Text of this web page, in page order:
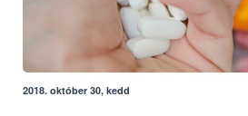
2018. október 30, kedd